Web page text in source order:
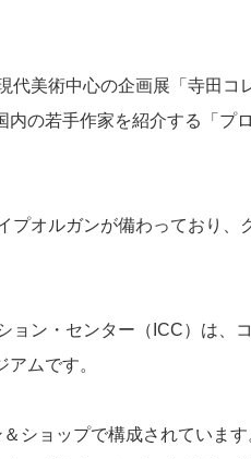
代美術中心の企画展「寺田コ
の若手作家を紹介する「プ
プオルガンが備わっており、
ョン・センター（ICC）は、
ムです。
ショップで構成されていま